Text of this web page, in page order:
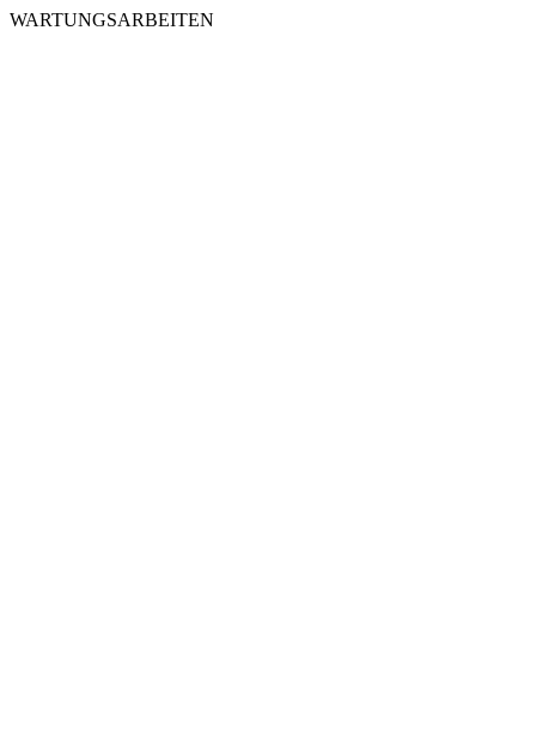
WARTUNGSARBEITEN